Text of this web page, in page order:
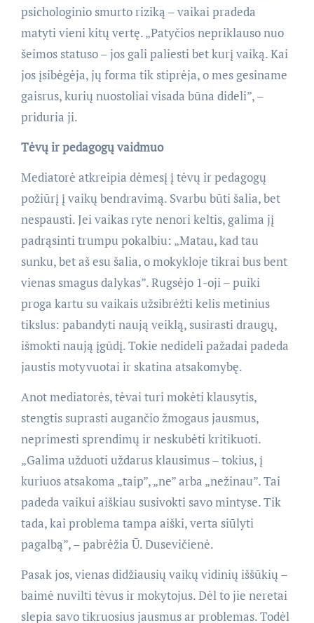
psichologinio smurto riziką – vaikai pradeda
matyti vieni kitų vertę. „Patyčios nepriklauso nuo
šeimos statuso – jos gali paliesti bet kurį vaiką. Kai
jos įsibėgėja, jų forma tik stiprėja, o mes gesiname
gaisrus, kurių nuostoliai visada būna dideli”, –
priduria ji.
Tėvų ir pedagogų vaidmuo
Mediatorė atkreipia dėmesį į tėvų ir pedagogų
požiūrį į vaikų bendravimą. Svarbu būti šalia, bet
nespausti. Jei vaikas ryte nenori keltis, galima jį
padrąsinti trumpu pokalbiu: „Matau, kad tau
sunku, bet aš esu šalia, o mokykloje tikrai bus bent
vienas smagus dalykas”. Rugsėjo 1-oji – puiki
proga kartu su vaikais užsibrėžti kelis metinius
tikslus: pabandyti naują veiklą, susirasti draugų,
išmokti naują įgūdį. Tokie nedideli pažadai padeda
jaustis motyvuotai ir skatina atsakomybę.
Anot mediatorės, tėvai turi mokėti klausytis,
stengtis suprasti augančio žmogaus jausmus,
neprimesti sprendimų ir neskubėti kritikuoti.
„Galima užduoti uždarus klausimus – tokius, į
kuriuos atsakoma „taip”, „ne” arba „nežinau”. Tai
padeda vaikui aiškiau susivokti savo mintyse. Tik
tada, kai problema tampa aiški, verta siūlyti
pagalbą”, – pabrėžia Ū. Dusevičienė.
Pasak jos, vienas didžiausių vaikų vidinių iššūkių –
baimė nuvilti tėvus ir mokytojus. Dėl to jie neretai
slepia savo tikruosius jausmus ar problemas. Todėl